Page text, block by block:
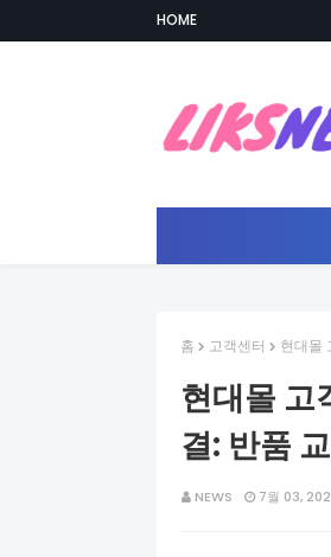
HOME
홈 고객센터 현대몰
현대몰
결: 반품
NEWS 7월 03,